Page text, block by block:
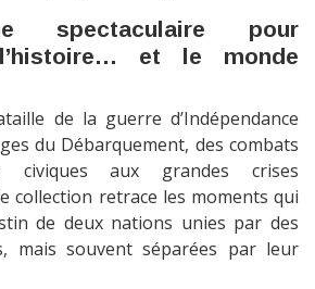
spectaculaire pour
et le monde
de la guerre d’Indépendance
du Débarquement, des combats
aux grandes crises
collection retrace les moments qui
de deux nations unies par des
mais souvent séparées par leur